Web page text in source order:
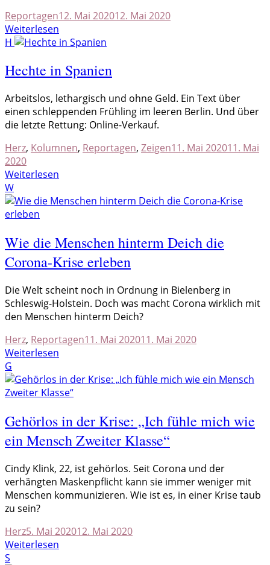
Reportagen12. Mai 202012. Mai 2020
Weiterlesen
H
Hechte in Spanien
Arbeitslos, lethargisch und ohne Geld. Ein Text über
einen schleppenden Frühling im leeren Berlin. Und über
die letzte Rettung: Online-Verkauf.
Herz, Kolumnen, Reportagen, Zeigen11. Mai 202011. Mai
2020
Weiterlesen
W
Wie die Menschen hinterm Deich die
Corona-Krise erleben
Die Welt scheint noch in Ordnung in Bielenberg in
Schleswig-Holstein. Doch was macht Corona wirklich mit
den Menschen hinterm Deich?
Herz, Reportagen11. Mai 202011. Mai 2020
Weiterlesen
G
Gehörlos in der Krise: „Ich fühle mich wie
ein Mensch Zweiter Klasse“
Cindy Klink, 22, ist gehörlos. Seit Corona und der
verhängten Maskenpflicht kann sie immer weniger mit
Menschen kommunizieren. Wie ist es, in einer Krise taub
zu sein?
Herz5. Mai 202012. Mai 2020
Weiterlesen
S